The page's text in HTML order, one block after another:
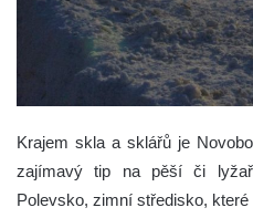
Krajem skla a sklářů je
zajímavý tip na pěší či
Polevsko, zimní středisko, které